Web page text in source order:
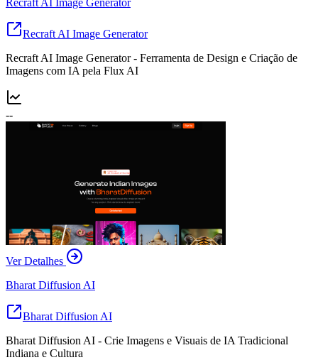
Recraft AI Image Generator
Recraft AI Image Generator - Ferramenta de Design e Criação de
Imagens com IA pela Flux AI
--
Ver Detalhes
Bharat Diffusion AI
Bharat Diffusion AI
Bharat Diffusion AI - Crie Imagens e Visuais de IA Tradicional
Indiana e Cultura